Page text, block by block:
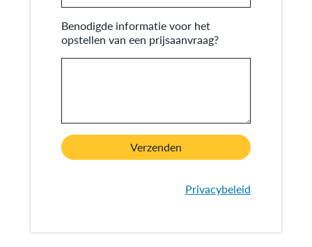
Benodigde informatie voor het
opstellen van een prijsaanvraag?
Verzenden
Privacybeleid